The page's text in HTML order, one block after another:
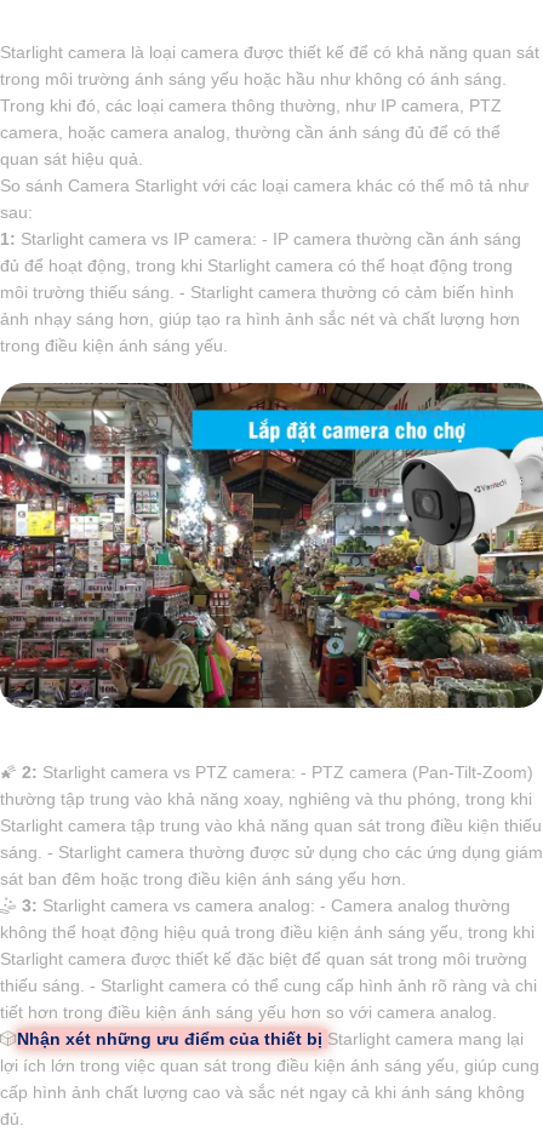
Starlight camera là loại camera được thiết kế để có khả năng quan sát
trong môi trường ánh sáng yếu hoặc hầu như không có ánh sáng.
Trong khi đó, các loại camera thông thường, như IP camera, PTZ
camera, hoặc camera analog, thường cần ánh sáng đủ để có thể
quan sát hiệu quả.
So sánh Camera Starlight với các loại camera khác có thể mô tả như
sau:
1: Starlight camera vs IP camera: - IP camera thường cần ánh sáng
đủ để hoạt động, trong khi Starlight camera có thể hoạt động trong
môi trường thiếu sáng. - Starlight camera thường có cảm biến hình
ảnh nhạy sáng hơn, giúp tạo ra hình ảnh sắc nét và chất lượng hơn
trong điều kiện ánh sáng yếu.
🌠 2: Starlight camera vs PTZ camera: - PTZ camera (Pan-Tilt-Zoom)
thường tập trung vào khả năng xoay, nghiêng và thu phóng, trong khi
Starlight camera tập trung vào khả năng quan sát trong điều kiện thiếu
sáng. - Starlight camera thường được sử dụng cho các ứng dụng giám
sát ban đêm hoặc trong điều kiện ánh sáng yếu hơn.
🤹 3: Starlight camera vs camera analog: - Camera analog thường
không thể hoạt động hiệu quả trong điều kiện ánh sáng yếu, trong khi
Starlight camera được thiết kế đặc biệt để quan sát trong môi trường
thiếu sáng. - Starlight camera có thể cung cấp hình ảnh rõ ràng và chi
tiết hơn trong điều kiện ánh sáng yếu hơn so với camera analog.
🎲Nhận xét những ưu điểm của thiết bị Starlight camera mang lại
lợi ích lớn trong việc quan sát trong điều kiện ánh sáng yếu, giúp cung
cấp hình ảnh chất lượng cao và sắc nét ngay cả khi ánh sáng không
đủ.